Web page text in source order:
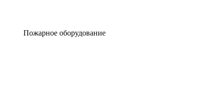
Пожарное оборудование